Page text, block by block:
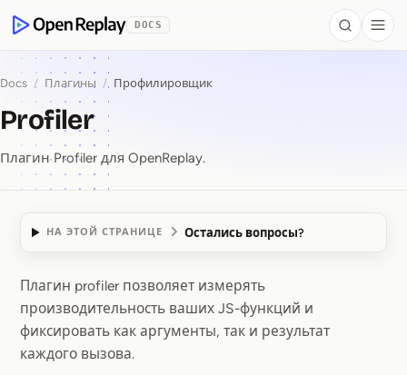
OpenReplay
DOCS Search
Docs / Плагины / Профилировщик
Profiler
Плагин Profiler для OpenReplay.
НА ЭТОЙ СТРАНИЦЕ Остались вопросы?
Profiler
Плагин profiler позволяет измерять
производительность ваших JS-функций и
фиксировать как аргументы, так и результат
каждого вызова.